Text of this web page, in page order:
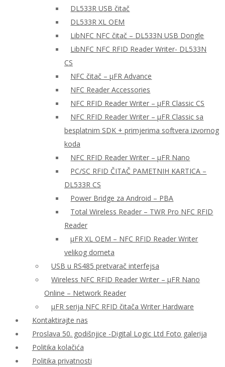
DL533R USB čitač
DL533R XL OEM
LibNFC NFC čitač – DL533N USB Dongle
LibNFC NFC RFID Reader Writer- DL533N
CS
NFC čitač – μFR Advance
NFC Reader Accessories
NFC RFID Reader Writer – μFR Classic CS
NFC RFID Reader Writer – μFR Classic sa
besplatnim SDK + primjerima softvera izvornog
koda
NFC RFID Reader Writer – μFR Nano
PC/SC RFID ČITAČ PAMETNIH KARTICA –
DL533R CS
Power Bridge za Android – PBA
Total Wireless Reader – TWR Pro NFC RFID
Reader
µFR XL OEM – NFC RFID Reader Writer
velikog dometa
USB u RS485 pretvarač interfejsa
Wireless NFC RFID Reader Writer – μFR Nano
Online – Network Reader
μFR serija NFC RFID čitača Writer Hardware
Kontaktirajte nas
Proslava 50. godišnjice -Digital Logic Ltd Foto galerija
Politika kolačića
Politika privatnosti